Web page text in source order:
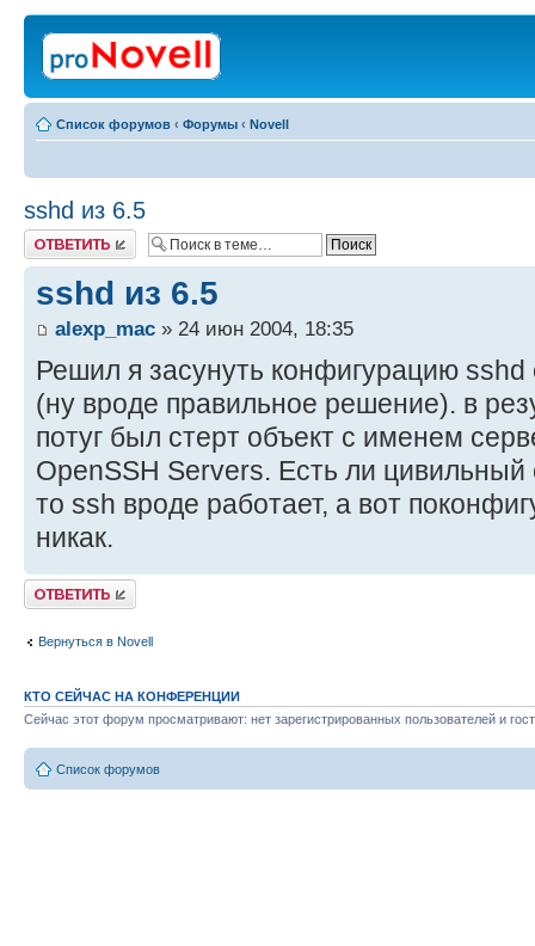
Список форумов ‹ Форумы ‹ Novell
sshd из 6.5
Ответить
sshd из 6.5
alexp_mac » 24 июн 2004, 18:35
Решил я засунуть конфигурацию sshd
(ну вроде правильное решение). в
потуг был стерт объект с именем
OpenSSH Servers. Есть ли цивильный
то ssh вроде работает, а вот
никак.
Ответить
Вернуться в Novell
КТО СЕЙЧАС НА КОНФЕРЕНЦИИ
Сейчас этот форум просматривают: нет зарегистрированных пользователей и
Список форумов